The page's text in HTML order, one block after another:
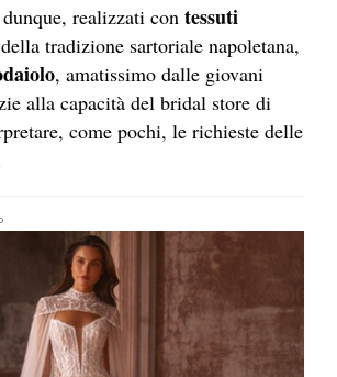
realizzati con tessuti
tradizione sartoriale napoletana,
, amatissimo dalle giovani
alla capacità del bridal store di
come pochi, le richieste delle